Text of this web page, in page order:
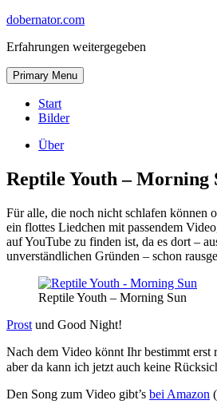
Skip
content
dobernator.com
Erfahrungen weitergegeben
Primary Menu Skip
to
Start
Bilder
Über
Reptile Youth – Morning
Für alle, die noch nicht schlafen können
ein flottes Liedchen mit passendem
auf YouTube zu finden ist, da es dort –
unverständlichen Gründen – schon
Reptile Youth – Morning Sun
Prost und Good Night!
Nach dem Video könnt Ihr bestimmt erst
aber da kann ich jetzt auch keine
Den Song zum Video gibt’s bei Amazon